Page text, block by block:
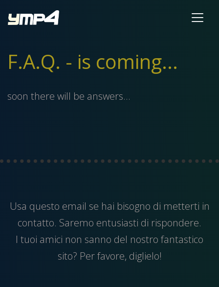
F.A.Q. - is coming...
soon there will be answers...
Usa questo email se hai bisogno di metterti in
contatto. Saremo entusiasti di rispondere.
I tuoi amici non sanno del nostro fantastico
sito? Per favore, diglielo!